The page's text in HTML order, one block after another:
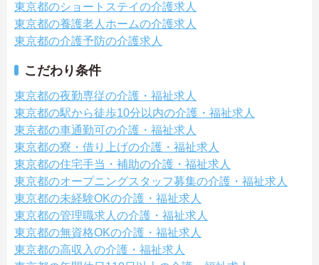
東京都のショートステイの介護求人
東京都の養護老人ホームの介護求人
東京都の介護予防の介護求人
こだわり条件
東京都の夜勤専従の介護・福祉求人
東京都の駅から徒歩10分以内の介護・福祉求人
東京都の車通勤可の介護・福祉求人
東京都の寮・借り上げの介護・福祉求人
東京都の住宅手当・補助の介護・福祉求人
東京都のオープニングスタッフ募集の介護・福祉求人
東京都の未経験OKの介護・福祉求人
東京都の管理職求人の介護・福祉求人
東京都の無資格OKの介護・福祉求人
東京都の高収入の介護・福祉求人